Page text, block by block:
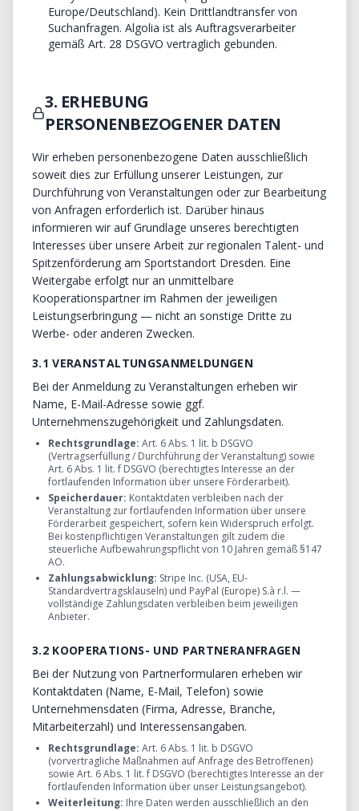
Europe/Deutschland). Kein Drittlandtransfer von
Suchanfragen. Algolia ist als Auftragsverarbeiter
gemäß Art. 28 DSGVO vertraglich gebunden.
3. ERHEBUNG
PERSONENBEZOGENER DATEN
Wir erheben personenbezogene Daten ausschließlich
soweit dies zur Erfüllung unserer Leistungen, zur
Durchführung von Veranstaltungen oder zur Bearbeitung
von Anfragen erforderlich ist. Darüber hinaus
informieren wir auf Grundlage unseres berechtigten
Interesses über unsere Arbeit zur regionalen Talent- und
Spitzenförderung am Sportstandort Dresden. Eine
Weitergabe erfolgt nur an unmittelbare
Kooperationspartner im Rahmen der jeweiligen
Leistungserbringung — nicht an sonstige Dritte zu
Werbe- oder anderen Zwecken.
3.1 VERANSTALTUNGSANMELDUNGEN
Bei der Anmeldung zu Veranstaltungen erheben wir
Name, E-Mail-Adresse sowie ggf.
Unternehmenszugehörigkeit und Zahlungsdaten.
Rechtsgrundlage: Art. 6 Abs. 1 lit. b DSGVO
(Vertragserfüllung / Durchführung der Veranstaltung) sowie
Art. 6 Abs. 1 lit. f DSGVO (berechtigtes Interesse an der
fortlaufenden Information über unsere Förderarbeit).
Speicherdauer: Kontaktdaten verbleiben nach der
Veranstaltung zur fortlaufenden Information über unsere
Förderarbeit gespeichert, sofern kein Widerspruch erfolgt.
Bei kostenpflichtigen Veranstaltungen gilt zudem die
steuerliche Aufbewahrungspflicht von 10 Jahren gemäß §147
AO.
Zahlungsabwicklung: Stripe Inc. (USA, EU-
Standardvertragsklauseln) und PayPal (Europe) S.à r.l. —
vollständige Zahlungsdaten verbleiben beim jeweiligen
Anbieter.
3.2 KOOPERATIONS- UND PARTNERANFRAGEN
Bei der Nutzung von Partnerformularen erheben wir
Kontaktdaten (Name, E-Mail, Telefon) sowie
Unternehmensdaten (Firma, Adresse, Branche,
Mitarbeiterzahl) und Interessensangaben.
Rechtsgrundlage: Art. 6 Abs. 1 lit. b DSGVO
(vorvertragliche Maßnahmen auf Anfrage des Betroffenen)
sowie Art. 6 Abs. 1 lit. f DSGVO (berechtigtes Interesse an der
fortlaufenden Information über unser Leistungsangebot).
Weiterleitung: Ihre Daten werden ausschließlich an den